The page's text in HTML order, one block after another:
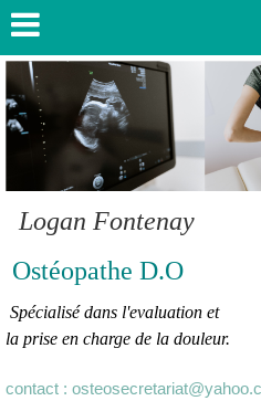
Logan Fontenay
Ostéopathe D.O
Spécialisé dans l'evaluation et
la prise en charge de la douleur.
contact :